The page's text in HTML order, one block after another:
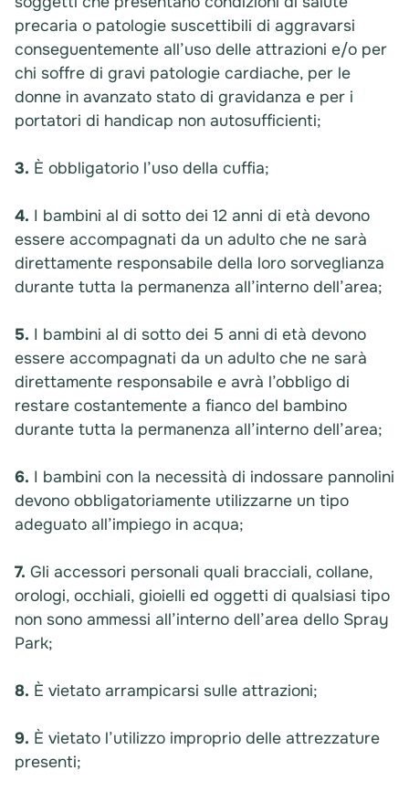
precaria o patologie suscettibili di aggravarsi
conseguentemente all’uso delle attrazioni e/o per
chi soffre di gravi patologie cardiache, per le
donne in avanzato stato di gravidanza e per i
portatori di handicap non autosufficienti;
3. È obbligatorio l’uso della cuffia;
4. I bambini al di sotto dei 12 anni di età devono
essere accompagnati da un adulto che ne sarà
direttamente responsabile della loro sorveglianza
durante tutta la permanenza all’interno dell’area;
5. I bambini al di sotto dei 5 anni di età devono
essere accompagnati da un adulto che ne sarà
direttamente responsabile e avrà l’obbligo di
restare costantemente a fianco del bambino
durante tutta la permanenza all’interno dell’area;
6. I bambini con la necessità di indossare pannolini
devono obbligatoriamente utilizzarne un tipo
adeguato all’impiego in acqua;
7. Gli accessori personali quali bracciali, collane,
orologi, occhiali, gioielli ed oggetti di qualsiasi tipo
non sono ammessi all’interno dell’area dello Spray
Park;
8. È vietato arrampicarsi sulle attrazioni;
9. È vietato l’utilizzo improprio delle attrezzature
presenti;